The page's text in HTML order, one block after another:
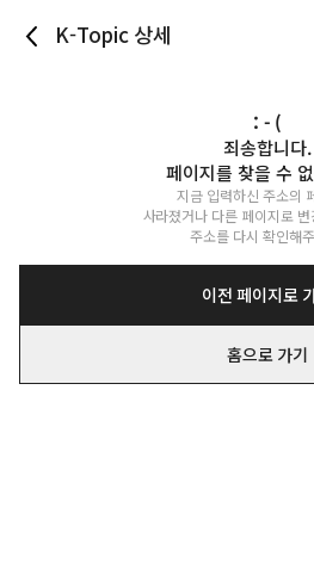
K-Topic 상세
: - (
죄송합니다.
페이지를 찾을 수
지금 입력하신 주소의
사라졌거나 다른 페이지로
주소를 다시 확인해
이전 페이지로
홈으로 가기